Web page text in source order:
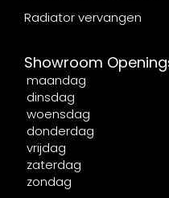
Radiator vervangen
Showroom
maandag
dinsdag
woensdag
donderdag
vrijdag
zaterdag
zondag